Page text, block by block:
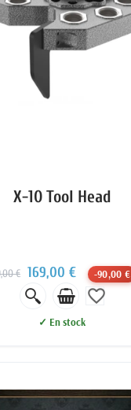
X-10 Tool Head
€ 169,00 € -90,00 €
favorite_border
✓ En stock